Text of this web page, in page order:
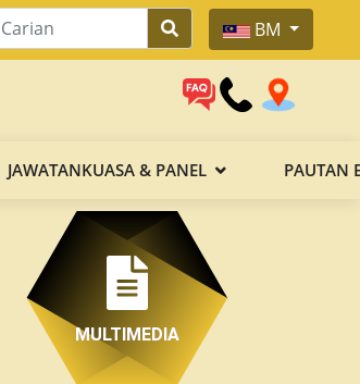
BM
JAWATANKUASA & PANEL PAUTAN
MULTIMEDIA